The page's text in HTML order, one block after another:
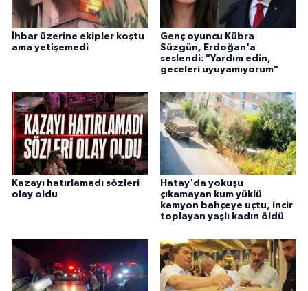
İhbar üzerine ekipler koştu
ama yetişemedi
Genç oyuncu Kübra
Süzgün, Erdoğan'a
seslendi: "Yardım edin,
geceleri uyuyamıyorum"
Kazayı hatırlamadı sözleri
olay oldu
Hatay'da yokuşu
çıkamayan kum yüklü
kamyon bahçeye uçtu, incir
toplayan yaşlı kadın öldü